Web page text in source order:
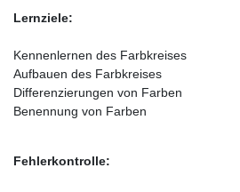
Lernziele:
Kennenlernen des Farbkreises
Aufbauen des Farbkreises
Differenzierungen von Farben
Benennung von Farben
Fehlerkontrolle: